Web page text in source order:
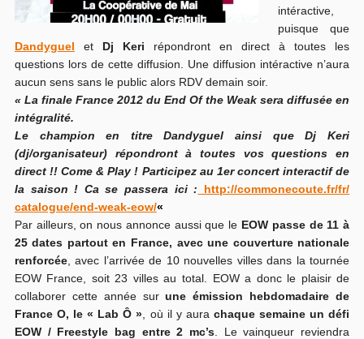
intéractive,
puisque que
Dandyguel et Dj Keri répondront en direct à toutes les
questions lors de cette diffusion. Une diffusion intéractive n’aura
aucun sens sans le public alors RDV demain soir.
« La finale France 2012 du End Of the Weak sera diffusée en
intégralité.
Le champion en titre Dandyguel ainsi que Dj Keri
(dj/organisateur) répondront à toutes vos questions en
direct !! Come & Play ! Participez au 1er concert interactif de
la saison ! Ca se passera ici : http://commonecoute.fr/fr/
catalogue/end-weak-eow/«
Par ailleurs, on nous annonce aussi que le EOW passe de 11 à
25 dates partout en France, avec une couverture nationale
renforcée, avec l’arrivée de 10 nouvelles villes dans la tournée
EOW France, soit 23 villes au total. EOW a donc le plaisir de
collaborer cette année surune émission hebdomadaire de
France O, le « Lab Ô » , où il y aura chaque semaine un défi
EOW / Freestyle bag entre 2 mc’s . Le vainqueur reviendra